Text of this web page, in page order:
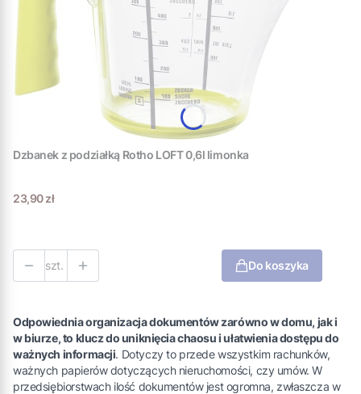
Dzbanek z podziałką Rotho LOFT 0,6l limonka
Cena
23,90 zł
szt. Do koszyka
Odpowiednia organizacja dokumentów zarówno w domu, jak i
w biurze, to klucz do uniknięcia chaosu i ułatwienia dostępu do
ważnych informacji. Dotyczy to przede wszystkim rachunków,
ważnych papierów dotyczących nieruchomości, czy umów. W
przedsiębiorstwach ilość dokumentów jest ogromna, zwłaszcza w